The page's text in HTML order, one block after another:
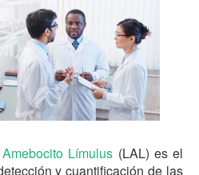
Límulus (LAL) es el
y cuantificación de las